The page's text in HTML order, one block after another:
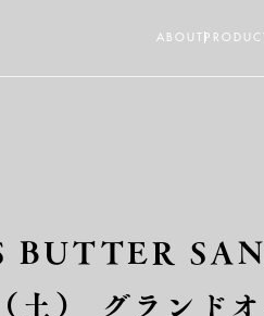
ABOUT
BUTTER
（土） グランド